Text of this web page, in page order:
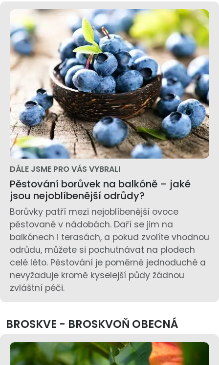
DÁLE JSME PRO VÁS VYBRALI
Pěstování borůvek na balkóně – jaké
jsou nejoblíbenější odrůdy?
Borůvky patří mezi nejoblíbenější ovoce
pěstované v nádobách. Daří se jim na
balkónech i terasách, a pokud zvolíte vhodnou
odrůdu, můžete si pochutnávat na plodech
celé léto. Pěstování je poměrně jednoduché a
nevyžaduje kromě kyselejší půdy žádnou
zvláštní péči.
BROSKVE - BROSKVOŇ OBECNÁ